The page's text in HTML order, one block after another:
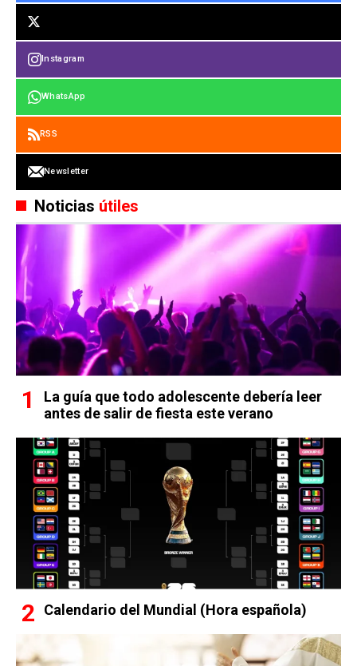
Instagram
WhatsApp
RSS
Newsletter
Noticias útiles
La guía que todo adolescente debería leer
antes de salir de fiesta este verano
Calendario del Mundial (Hora española)